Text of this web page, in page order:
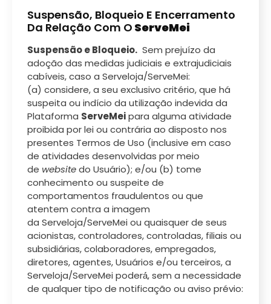
Suspensão, Bloqueio E Encerramento
Da Relação Com O ServeMei
Suspensão e Bloqueio. Sem prejuízo da
adoção das medidas judiciais e extrajudiciais
cabíveis, caso a Serveloja/ServeMei:
(a) considere, a seu exclusivo critério, que há
suspeita ou indício da utilização indevida da
Plataforma ServeMeipara alguma atividade
proibida por lei ou contrária ao disposto nos
presentes Termos de Uso (inclusive em caso
de atividades desenvolvidas por meio
de websitedo Usuário); e/ou (b) tome
conhecimento ou suspeite de
comportamentos fraudulentos ou que
atentem contra a imagem
da Serveloja/ServeMei ou quaisquer de seus
acionistas, controladores, controladas, filiais ou
subsidiárias, colaboradores, empregados,
diretores, agentes, Usuários e/ou terceiros, a
Serveloja/ServeMei poderá́, sem a necessidade
de qualquer tipo de notificação ou aviso prévio: